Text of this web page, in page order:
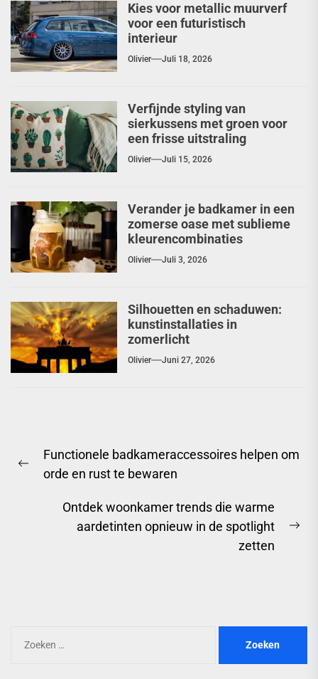
Kies voor metallic muurverf
voor een futuristisch
interieur
Olivier Juli 18, 2026
Verfijnde styling van
sierkussens met groen voor
een frisse uitstraling
Olivier Juli 15, 2026
Verander je badkamer in een
zomerse oase met sublieme
kleurencombinaties
Olivier Juli 3, 2026
Silhouetten en schaduwen:
kunstinstallaties in
zomerlicht
Olivier Juni 27, 2026
Previous
Functionele badkameraccessoires helpen om
orde en rust te bewaren
Ontdek woonkamer trends die warme
aardetinten opnieuw in de spotlight
zetten
naar: